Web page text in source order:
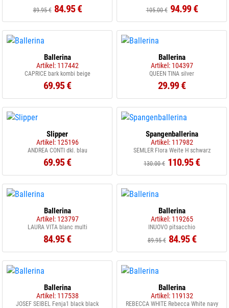
89.95 € 84.95 €
105.00 € 94.99 €
Ballerina
Artikel: 117442
CAPRICE bark kombi beige
69.95 €
Ballerina
Artikel: 104397
QUEEN TINA silver
29.99 €
Slipper
Artikel: 125196
ANDREA CONTI dkl. blau
69.95 €
Spangenballerina
Artikel: 117982
SEMLER Flora Weite H schwarz
130.00 € 110.95 €
Ballerina
Artikel: 123797
LAURA VITA blanc multi
84.95 €
Ballerina
Artikel: 119265
INUOVO pitsacchio
89.95 € 84.95 €
Ballerina
Artikel: 117538
JOSEF SEIBEL Fenja1 black black
Ballerina
Artikel: 119132
REBECCA WHITE Rebecca White navy